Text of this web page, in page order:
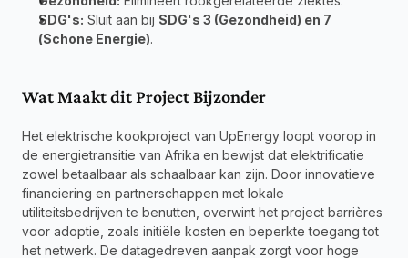
SDG's: Sluit aan bij SDG's 3 (Gezondheid) en 7
(Schone Energie).
Wat Maakt dit Project Bijzonder
Het elektrische kookproject van UpEnergy loopt voorop in
de energietransitie van Afrika en bewijst dat elektrificatie
zowel betaalbaar als schaalbaar kan zijn. Door innovatieve
financiering en partnerschappen met lokale
utiliteitsbedrijven te benutten, overwint het project barrières
voor adoptie, zoals initiële kosten en beperkte toegang tot
het netwerk. De datagedreven aanpak zorgt voor hoge